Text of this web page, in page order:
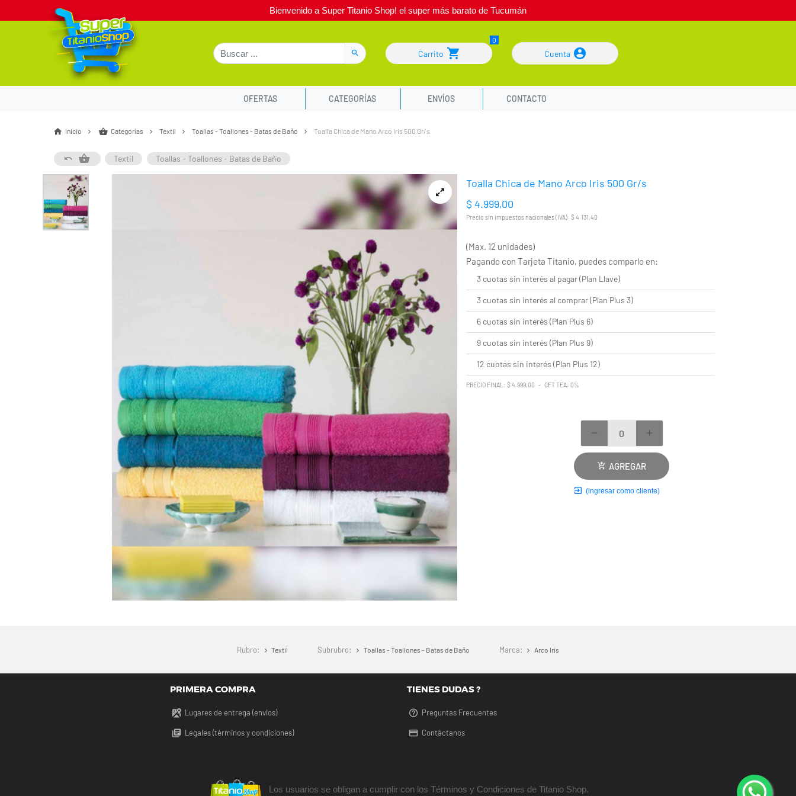
Bienvenido a Super Titanio Shop! el super más barato de Tucumán
Carrito Cuenta
OFERTAS CATEGORÍAS ENVÍOS CONTACTO
Inicio Categorías Textil Toallas - Toallones - Batas de Baño Toalla Chica de Mano Arco Iris 500 Gr/s
Textil Toallas - Toallones - Batas de Baño
Toalla Chica de Mano Arco Iris 500 Gr/s
$ 4.999,00
Precio sin impuestos nacionales (IVA): $ 4.131,40
(Max. 12 unidades)
Pagando con Tarjeta Titanio, puedes comparlo en:
3 cuotas sin interés al pagar (Plan Llave)
3 cuotas sin interés al comprar (Plan Plus 3)
6 cuotas sin interés (Plan Plus 6)
9 cuotas sin interés (Plan Plus 9)
12 cuotas sin interés (Plan Plus 12)
PRECIO FINAL: $ 4.999,00 - CFT TEA: 0%
AGREGAR
(ingresar como cliente)
Rubro: Textil Subrubro: Toallas - Toallones - Batas de Baño Marca: Arco Iris
PRIMERA COMPRA
Lugares de entrega (envíos)
Legales (términos y condiciones)
TIENES DUDAS ?
Preguntas Frecuentes
Contáctanos
Los usuarios se obligan a cumplir con los Términos y Condiciones de Titanio Shop.